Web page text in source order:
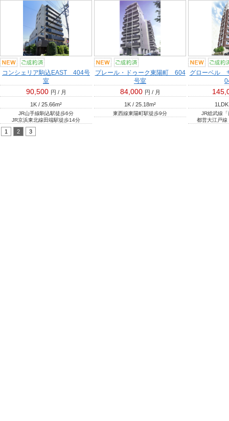
コンシェリア駒込EAST 404号
室
90,500 円 / 月
1K / 25.66m²
JR山手線駒込駅徒歩6分
JR京浜東北線田端駅徒歩14分
プレール・ドゥーク東陽町 604
号室
84,000 円 / 月
1K / 25.18m²
東西線東陽町駅徒歩9分
グローベル
JR総武線
都営大江戸線